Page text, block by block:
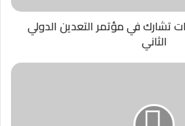
تشارك في مؤتمر التعدين الدولي
الثاني